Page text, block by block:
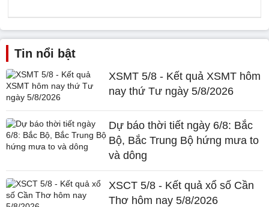
Tin nổi bật
XSMT 5/8 - Kết quả XSMT hôm
nay thứ Tư ngày 5/8/2026
Dự báo thời tiết ngày 6/8: Bắc
Bộ, Bắc Trung Bộ hứng mưa to
và dông
XSCT 5/8 - Kết quả xổ số Cần
Thơ hôm nay 5/8/2026